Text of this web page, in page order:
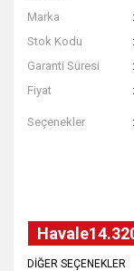
Marka
Stok Kodu
Garanti Süresi
Fiyat
Seçenekler
Havale
DİĞER SEÇENEKLER